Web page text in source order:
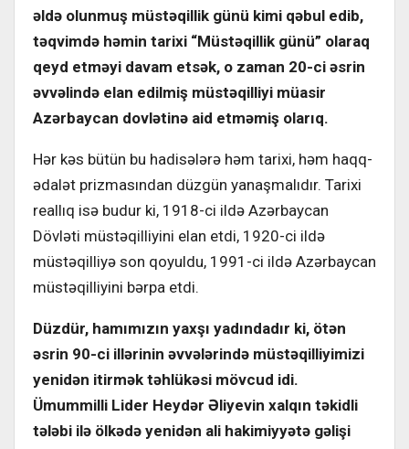
əldə olunmuş müstəqillik günü kimi qəbul edib,
təqvimdə həmin tarixi “Müstəqillik günü” olaraq
qeyd etməyi davam etsək, o zaman 20-ci əsrin
əvvəlində elan edilmiş müstəqilliyi müasir
Azərbaycan dovlətinə aid etməmiş olarıq.
Hər kəs bütün bu hadisələrə həm tarixi, həm haqq-
ədalət prizmasından düzgün yanaşmalıdır. Tarixi
reallıq isə budur ki, 1918-ci ildə Azərbaycan
Dövləti müstəqilliyini elan etdi, 1920-ci ildə
müstəqilliyə son qoyuldu, 1991-ci ildə Azərbaycan
müstəqilliyini bərpa etdi.
Düzdür, hamımızın yaxşı yadındadır ki, ötən
əsrin 90-ci illərinin əvvələrində müstəqilliyimizi
yenidən itirmək təhlükəsi mövcud idi.
Ümummilli Lider Heydər Əliyevin xalqın təkidli
tələbi ilə ölkədə yenidən ali hakimiyyətə gəlişi